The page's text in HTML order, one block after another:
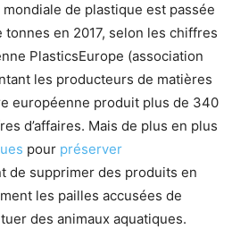
de plastique est passée
en 2017, selon les chiffres
PlasticsEurope (association
les producteurs de matières
européenne produit plus de 340
d’affaires. Mais de plus en plus
pour préserver
de supprimer des produits en
les pailles accusées de
des animaux aquatiques.